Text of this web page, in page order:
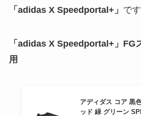
「adidas X Speedportal+」 です
「adidas X Speedportal+」
用
アディダス コア 黒
ッド 緑 グリーン